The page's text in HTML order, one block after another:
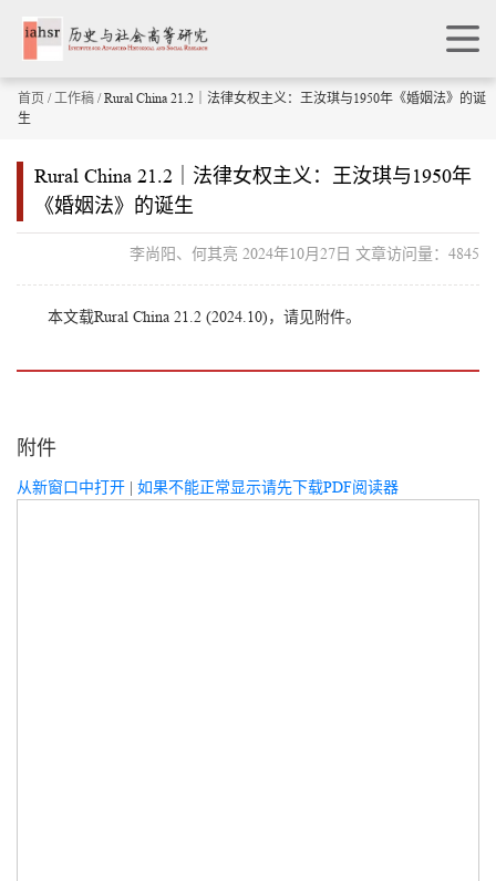
首页 /工作稿 / Rural China 21.2｜法律女权主义：王汝琪与1950年《婚姻法》的诞
生
Rural China 21.2｜法律女权主义：王汝琪与1950年
《婚姻法》的诞生
李尚阳、何其亮 2024年10月27日 文章访问量：4845
本文载Rural China 21.2 (2024.10)，请见附件。
附件
从新窗口中打开 | 如果不能正常显示请先下载PDF阅读器